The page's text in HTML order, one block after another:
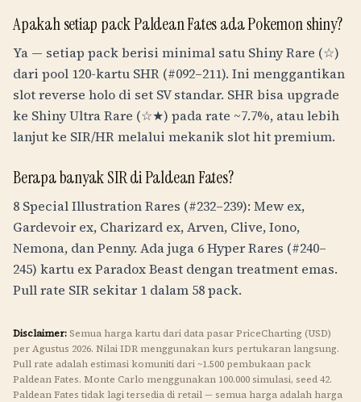
Apakah setiap pack Paldean Fates ada Pokemon shiny?
Ya — setiap pack berisi minimal satu Shiny Rare (☆)
dari pool 120-kartu SHR (#092–211). Ini menggantikan
slot reverse holo di set SV standar. SHR bisa upgrade
ke Shiny Ultra Rare (☆★) pada rate ~7.7%, atau lebih
lanjut ke SIR/HR melalui mekanik slot hit premium.
Berapa banyak SIR di Paldean Fates?
8 Special Illustration Rares (#232–239): Mew ex,
Gardevoir ex, Charizard ex, Arven, Clive, Iono,
Nemona, dan Penny. Ada juga 6 Hyper Rares (#240–
245) kartu ex Paradox Beast dengan treatment emas.
Pull rate SIR sekitar 1 dalam 58 pack.
Disclaimer: Semua harga kartu dari data pasar PriceCharting (USD)
per Agustus 2026. NilaiIDR menggunakan kurs pertukaran langsung.
Pull rate adalah estimasi komuniti dari ~1.500 pembukaan pack
Paldean Fates. Monte Carlo menggunakan 100.000 simulasi, seed 42.
Paldean Fates tidak lagi tersedia di retail — semua harga adalah harga